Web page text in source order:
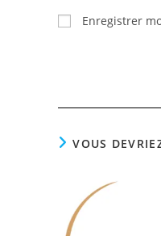
name
or
Enregistrer
VOUS